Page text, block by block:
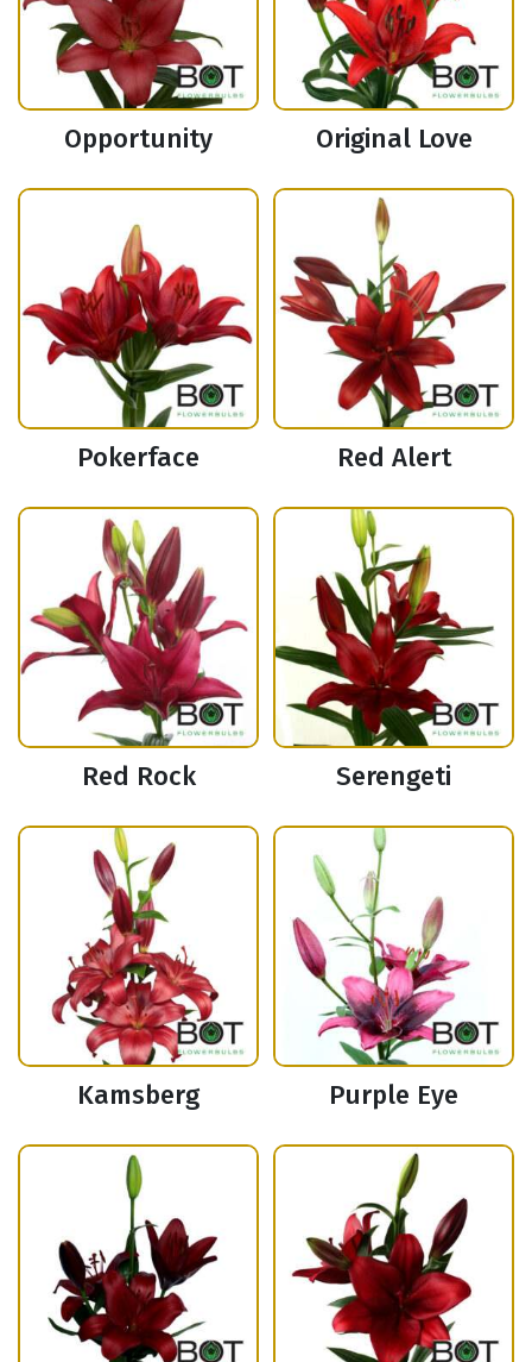
Opportunity Original Love
Pokerface Red Alert
Red Rock Serengeti
Kamsberg Purple Eye